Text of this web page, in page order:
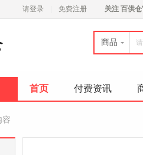
请登录 免费注册 关注 百供
商品
首页 付费资讯
容